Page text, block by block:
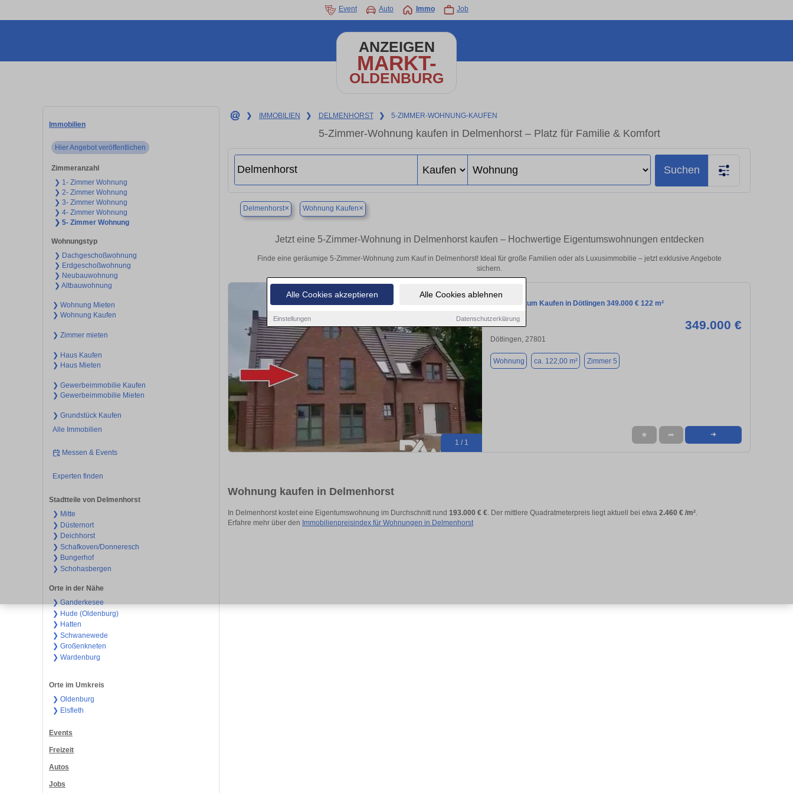
Alle Cookies akzeptieren Alle Cookies ablehnen
Einstellungen Datenschutzerklärung
Event Auto Immo Job
ANZEIGEN
MARKT-
OLDENBURG
Immobilien
Hier Angebot veröffentlichen
Zimmeranzahl
❯ 1- Zimmer Wohnung
❯ 2- Zimmer Wohnung
❯ 3- Zimmer Wohnung
❯ 4- Zimmer Wohnung
❯ 5- Zimmer Wohnung
Wohnungstyp
❯ Dachgeschoßwohnung
❯ Erdgeschoßwohnung
❯ Neubauwohnung
❯ Altbauwohnung
❯ Wohnung Mieten
❯ Wohnung Kaufen
❯ Zimmer mieten
❯ Haus Kaufen
❯ Haus Mieten
❯ Gewerbeimmobilie Kaufen
❯ Gewerbeimmobilie Mieten
❯ Grundstück Kaufen
Alle Immobilien
Messen & Events
Experten finden
Stadtteile von Delmenhorst
❯ Mitte
❯ Düsternort
❯ Deichhorst
❯ Schafkoven/Donneresch
❯ Bungerhof
❯ Schohasbergen
Orte in der Nähe
❯ Ganderkesee
❯ Hude (Oldenburg)
❯ Hatten
❯ Schwanewede
❯ Großenkneten
❯ Wardenburg
Orte im Umkreis
❯ Oldenburg
❯ Elsfleth
Events
Freizeit
Autos
Jobs
❯ IMMOBILIEN ❯ DELMENHORST ❯ 5-ZIMMER-WOHNUNG-KAUFEN
5-Zimmer-Wohnung kaufen in Delmenhorst – Platz für Familie & Komfort
Suchen
Delmenhorst× Wohnung Kaufen×
Jetzt eine 5-Zimmer-Wohnung in Delmenhorst kaufen – Hochwertige Eigentumswohnungen entdecken
Finde eine geräumige 5-Zimmer-Wohnung zum Kauf in Delmenhorst! Ideal für große Familien oder als Luxusimmobilie – jetzt exklusive Angebote
sichern.
1 / 1
Wohnung zum Kaufen in Dötlingen 349.000 € 122 m²
349.000 €
Dötlingen, 27801
Wohnung ca. 122,00 m² Zimmer 5
★ ➦ ➜
Wohnung kaufen in Delmenhorst
In Delmenhorst kostet eine Eigentumswohnung im Durchschnitt rund 193.000 € €. Der mittlere Quadratmeterpreis liegt aktuell bei etwa 2.460 € /m².
Erfahre mehr über den Immobilienpreisindex für Wohnungen in Delmenhorst